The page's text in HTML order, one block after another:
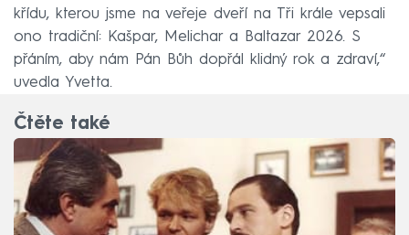
křídu, kterou jsme na veřeje dveří na Tři krále vepsali
ono tradiční: Kašpar, Melichar a Baltazar 2026. S
přáním, aby nám Pán Bůh dopřál klidný rok a zdraví,“
uvedla Yvetta.
Čtěte také